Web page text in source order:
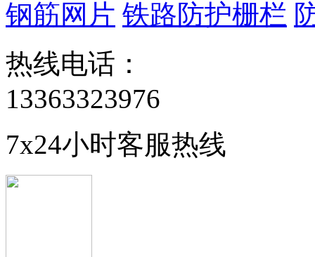
钢筋网片 铁路防护栅栏
热线电话：
13363323976
7x24小时客服热线